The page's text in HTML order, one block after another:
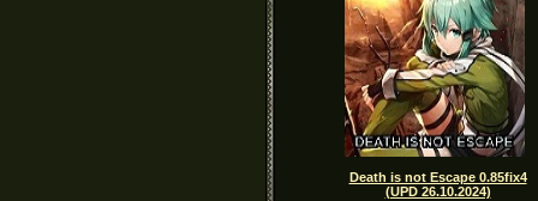
Death is not Escape 0.85fix4
(UPD 26.10.2024)